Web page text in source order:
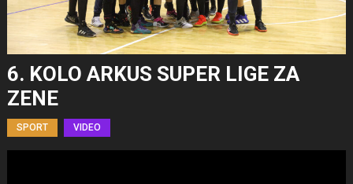
6. KOLO ARKUS SUPER LIGE ZA
ZENE
SPORT VIDEO